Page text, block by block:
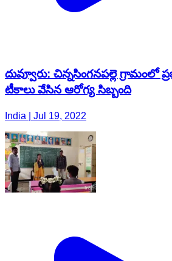
దువ్వూరు: చిన్నసింగనపల్లె గ్రామంలో
టీకాలు వేసిన ఆరోగ్య సిబ్బంది
India | Jul 19, 2022